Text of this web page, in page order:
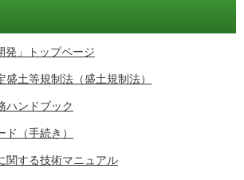
発」トップページ
盛土等規制法（盛土規制法）
ハンドブック
（手続き）
関する技術マニュアル